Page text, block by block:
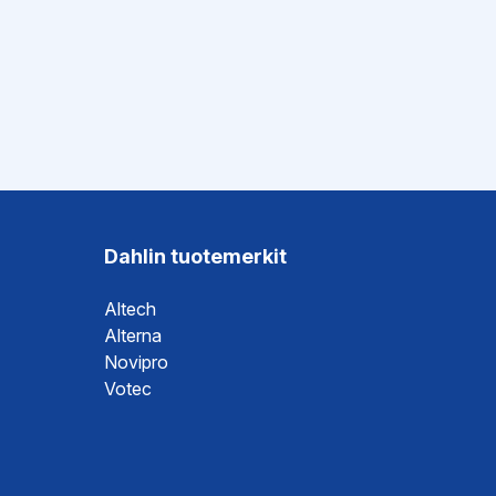
Dahlin tuotemerkit
Altech
Alterna
Novipro
Votec